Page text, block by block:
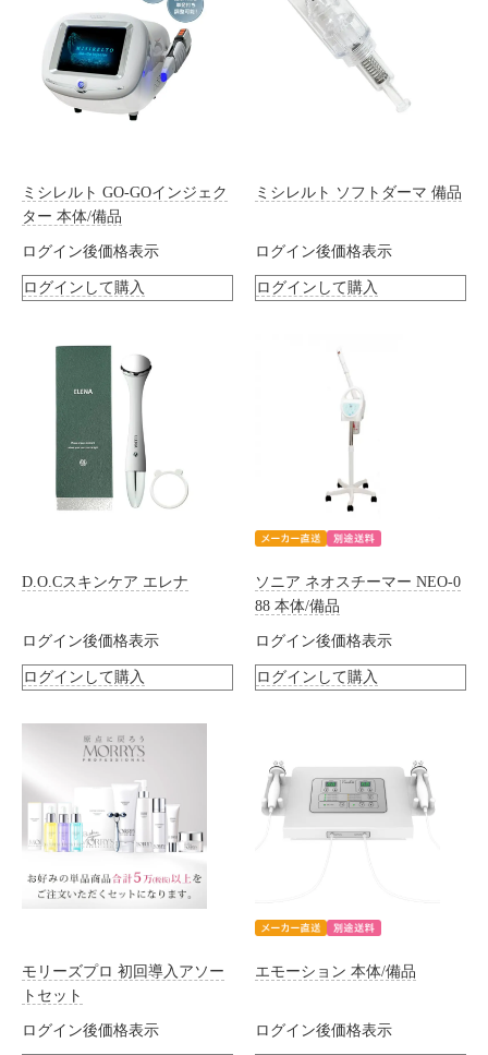
ミシレルト GO-GOインジェク
ター 本体/備品
ログイン後価格表示
ログインして購入
ミシレルト ソフトダーマ 備品
ログイン後価格表示
ログインして購入
D.O.Cスキンケア エレナ
ログイン後価格表示
ログインして購入
ソニア ネオスチーマー NEO-0
88 本体/備品
ログイン後価格表示
ログインして購入
モリーズプロ 初回導入アソー
トセット
ログイン後価格表示
エモーション 本体/備品
ログイン後価格表示